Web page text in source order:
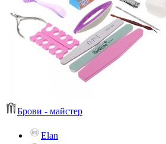
Брови - майстер
Elan